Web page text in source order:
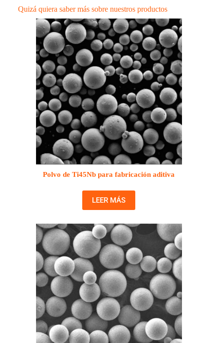
Quizá quiera saber más sobre nuestros productos
Polvo de Ti45Nb para fabricación aditiva
LEER MÁS